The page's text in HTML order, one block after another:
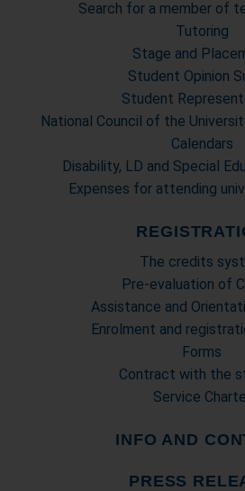
raccolto dal suo utilizzo dei loro
Search for a member of
Tutoring
Stage and
Student Opinion
Student
National Council of the
Calendars
Disability, LD and Special
Expenses for attending
The credits
Pre-evaluation of
Assistance and
Enrolment and
Forms
Contract with the
Service
INFO AND
PRESS